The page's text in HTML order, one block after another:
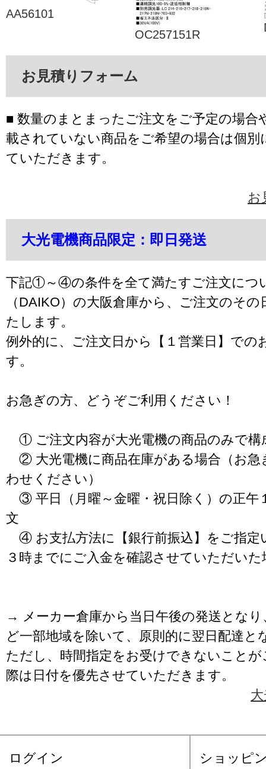
AA56101
OC257151R
お見積りフォーム
■ 数量のまとまったご注文をご予定の場合
載されていない商品をご希望の場合は個別
ていただきます。
お
大光電機商品限定：即日発送
下記①～④の条件を全て満たすご注文につ
（DAIKO）の大阪倉庫から、ご注文のそ
たします。
例外的に、ご注文日から【１営業日】での
す。
お急ぎの方、どうぞご利用ください！
① ご注文内容が大光電機の商品のみで構
② 大光電機に商品在庫がある場合（お急
わせください）
③ 平日（月曜～金曜・祝日除く）の正午
文
④ お支払方法に【銀行前振込】をご指定
３時までにご入金を確認させていただいた
→ メーカー倉庫から当日午後の発送となり
ど一部地域を除いて、原則的に翌日配達と
ただし、時間指定をお受けできないこと
際は日付を優先させていただきます。
ログイン ショッピ